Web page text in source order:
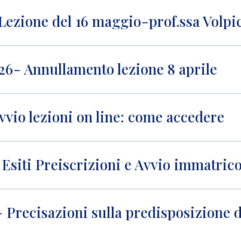
del 16 maggio-prof.ssa
Annullamento lezione 8 aprile
lezioni on line: come accedere
Esiti Preiscrizioni e Avvio
Precisazioni sulla predisposizione